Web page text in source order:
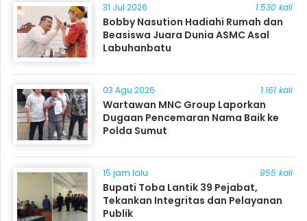
31 Jul 2026 1.530 kali
Bobby Nasution Hadiahi Rumah dan
Beasiswa Juara Dunia ASMC Asal
Labuhanbatu
03 Agu 2026 1.161 kali
Wartawan MNC Group Laporkan
Dugaan Pencemaran Nama Baik ke
Polda Sumut
15 jam lalu 955 kali
Bupati Toba Lantik 39 Pejabat,
Tekankan Integritas dan Pelayanan
Publik